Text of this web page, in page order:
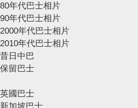
80年代巴士相片
90年代巴士相片
2000年代巴士相片
2010年代巴士相片
昔日中巴
保留巴士
英國巴士